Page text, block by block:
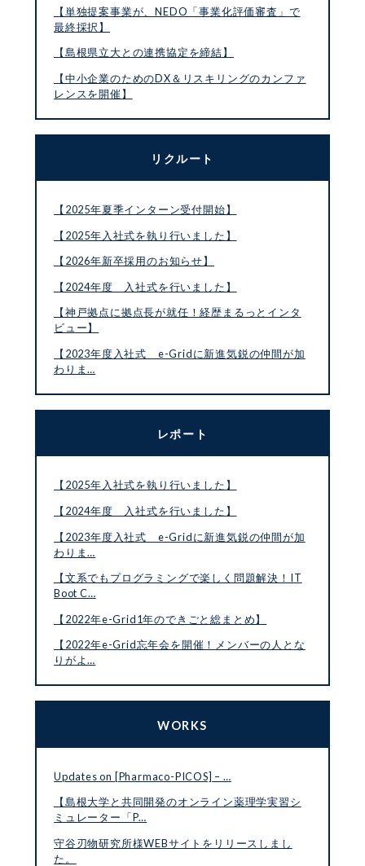
【単独提案事業が、NEDO「事業化評価審査」で
最終採択】
【島根県立大との連携協定を締結】
【中小企業のためのDX＆リスキリングのカンファ
レンスを開催】
リクルート
【2025年夏季インターン受付開始】
【2025年入社式を執り行いました】
【2026年新卒採用のお知らせ】
【2024年度 入社式を行いました】
【神戸拠点に拠点長が就任！経歴まるっとインタ
ビュー】
【2023年度入社式 e-Gridに新進気鋭の仲間が加
わりま…
レポート
【2025年入社式を執り行いました】
【2024年度 入社式を行いました】
【2023年度入社式 e-Gridに新進気鋭の仲間が加
わりま…
【文系でもプログラミングで楽しく問題解決！IT
Boot C…
【2022年e-Grid1年のできごと総まとめ】
【2022年e-Grid忘年会を開催！メンバーの人とな
りがよ…
WORKS
Updates on [Pharmaco-PICOS] – …
【島根大学と共同開発のオンライン薬理学実習シ
ミュレーター「P…
守谷刃物研究所様WEBサイトをリリースしまし
た。